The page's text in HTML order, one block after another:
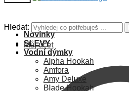
Hledat:
Můj účet
Novinky
SLEVY
Vodní dýmky
Alpha Hookah
Amfora
Amy Deluxe
Blade Hookah